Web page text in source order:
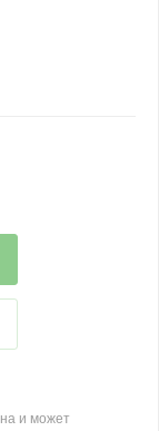
и может